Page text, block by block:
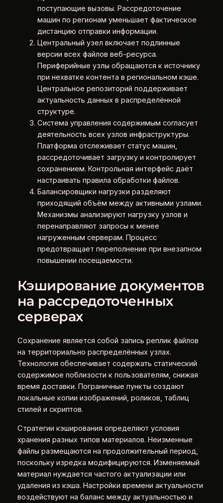
поступающие вызовы. Рассредоточение
машин по регионам уменьшает фактическое
дистанцию отправки информации.
Центральный узел включает подлинные
версии всех файлов веб-ресурса.
Периферийные узлы обращаются к источнику
при нехватке контента в региональном кэше.
Центральное репозиторий поддерживает
актуальность данных в распределённой
структуре.
Система управления содержимым согласует
деятельность всех узлов инфраструктуры.
Платформа отслеживает статус машин,
рассредоточивает загрузку и контролирует
сохранением. Контрольная интерфейс даёт
настраивать правила обработки файлов.
Балансировщики нагрузки разделяют
приходящий объём между активными узлами.
Механизмы анализируют нагрузку узлов и
перенаправляют запросы к менее
нагруженным серверам. Процесс
предотвращает переполнение при внезапном
повышении посещаемости.
Кэширование документов
на рассредоточенных
серверах
Сохранение является собой запись реплик файлов
на территориально распределённых узлах.
Технология обеспечивает содержать статический
содержимое поблизости к пользователям, снижая
время доставки. Пограничные пункты создают
локальные копии изображений, роликов, таблиц
стилей и скриптов.
Стратегии кэширования определяют условия
хранения разных типов материалов. Неизменные
файлы размещаются на продолжительный период,
поскольку изредка модифицируются. Изменяемый
материал нуждается частого актуализации или
удаления из кэша. Настройки времени актуальности
воздействуют на баланс между актуальностью и